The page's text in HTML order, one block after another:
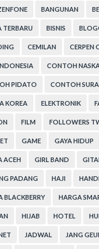
BANGUNAN
TERBARU BISNIS
CEMILAN CERPEN
CONTOH
PIDATO CONTOH
KOREA ELEKTRONIK
FILM FOLLOWERS
GAME GAYA HIDUP
ACEH GIRL BAND
PADANG HAJI
BLACKBERRY HARGA
HIJAB HOTEL
JADWAL JANG